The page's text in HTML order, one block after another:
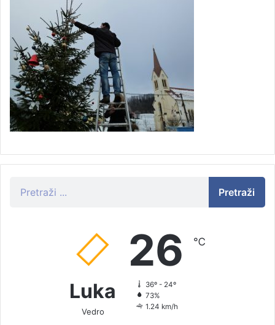
Pretraži
Luka
Vedro
26 ℃
36º - 24º
73%
1.24 km/h